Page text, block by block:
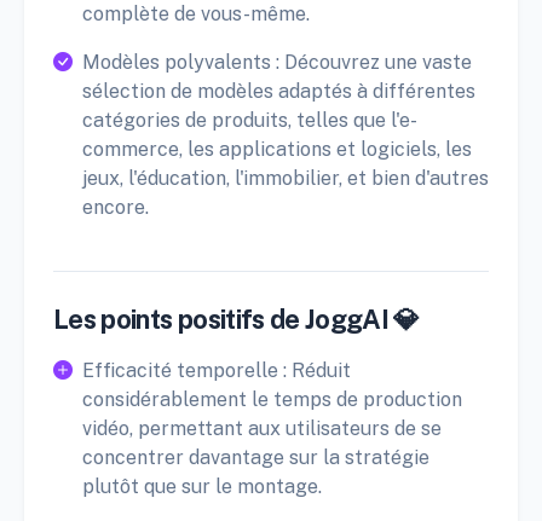
complète de vous-même.
Modèles polyvalents : Découvrez une vaste
sélection de modèles adaptés à différentes
catégories de produits, telles que l'e-
commerce, les applications et logiciels, les
jeux, l'éducation, l'immobilier, et bien d'autres
encore.
Les points positifs de JoggAI 💎
Efficacité temporelle : Réduit
considérablement le temps de production
vidéo, permettant aux utilisateurs de se
concentrer davantage sur la stratégie
plutôt que sur le montage.